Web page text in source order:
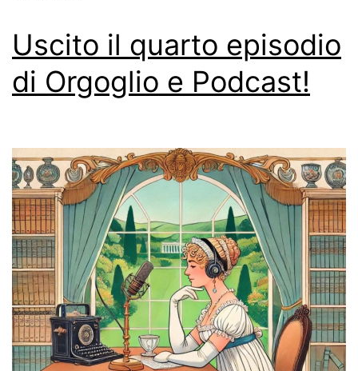
Uscito il quarto episodio
di Orgoglio e Podcast!